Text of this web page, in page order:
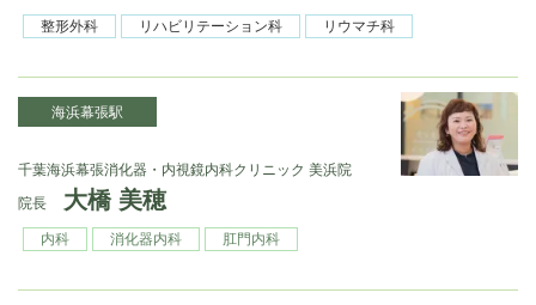
整形外科 リハビリテーション科 リウマチ科
海浜幕張駅
千葉海浜幕張消化器・内視鏡内科クリニック 美浜院
院長
大橋 美穂
内科 消化器内科 肛門内科